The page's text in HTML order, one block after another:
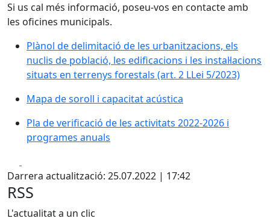
Si us cal més informació, poseu-vos en contacte amb
les oficines municipals.
Plànol de delimitació de les urbanitzacions, els
nuclis de població, les edificacions i les instal·lacions
situats en terrenys forestals (art. 2 LLei 5/2023)
Mapa de soroll i capacitat acústica
Pla de verificació de les activitats 2022-2026 i
programes anuals
Darrera actualització: 25.07.2022 | 17:42
RSS
L'actualitat a un clic